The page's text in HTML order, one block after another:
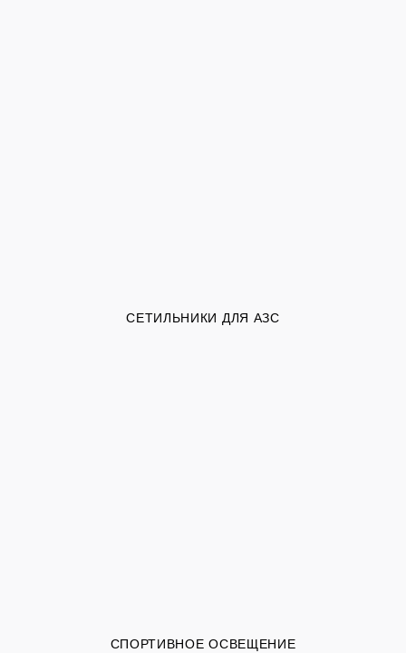
СЕТИЛЬНИКИ ДЛЯ АЗС
СПОРТИВНОЕ ОСВЕЩЕНИЕ